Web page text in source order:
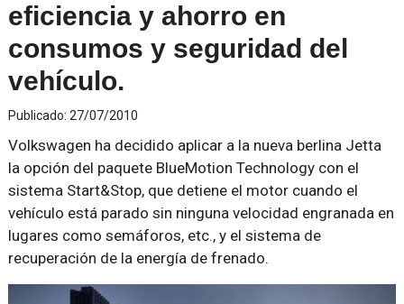
eficiencia y ahorro en
consumos y seguridad del
vehículo.
Publicado: 27/07/2010
Volkswagen ha decidido aplicar a la nueva berlina Jetta
la opción del paquete BlueMotion Technology con el
sistema Start&Stop, que detiene el motor cuando el
vehículo está parado sin ninguna velocidad engranada en
lugares como semáforos, etc., y el sistema de
recuperación de la energía de frenado.